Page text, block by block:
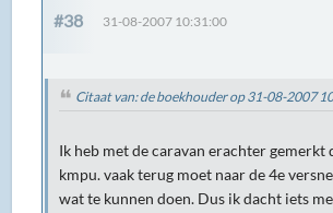
#38 31-08-2007 10:31:00
Citaat van: de boekhouder op 31-08-2007
Ik heb met de caravan erachter gemerkt
kmpu. vaak terug moet naar de 4e
wat te kunnen doen. Dus ik dacht iets